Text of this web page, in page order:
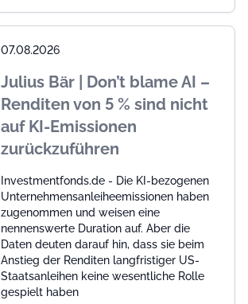
07.08.2026
Julius Bär | Don’t blame AI –
Renditen von 5 % sind nicht
auf KI-Emissionen
zurückzuführen
Investmentfonds.de - Die KI-bezogenen
Unternehmensanleiheemissionen haben
zugenommen und weisen eine
nennenswerte Duration auf. Aber die
Daten deuten darauf hin, dass sie beim
Anstieg der Renditen langfristiger US-
Staatsanleihen keine wesentliche Rolle
gespielt haben